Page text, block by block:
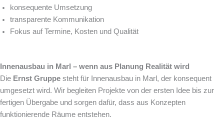
konsequente Umsetzung
transparente Kommunikation
Fokus auf Termine, Kosten und Qualität
Innenausbau in Marl – wenn aus Planung Realität wird
Die Ernst Gruppe steht für Innenausbau in Marl, der konsequent
umgesetzt wird. Wir begleiten Projekte von der ersten Idee bis zur
fertigen Übergabe und sorgen dafür, dass aus Konzepten
funktionierende Räume entstehen.